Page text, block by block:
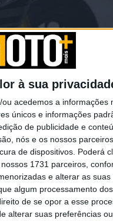
à sua
acedemos a informações
únicos e informações
de publicidade e
nós e os nossos
de dispositivos. Poderá
1731 parceiros,
e alterar as
algum processamento
de se opor a esse
alterar suas preferências